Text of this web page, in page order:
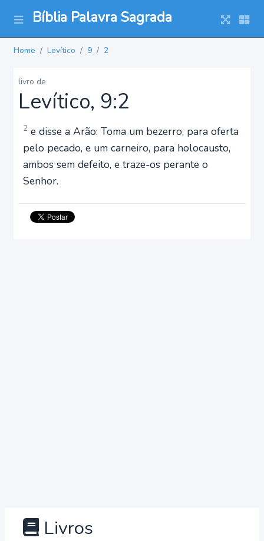
Bíblia Palavra Sagrada
Home Levítico 9 2
livro de
Levítico, 9:2
2 e disse a Arão: Toma um bezerro, para oferta
pelo pecado, e um carneiro, para holocausto,
ambos sem defeito, e traze-os perante o
Senhor.
Livros